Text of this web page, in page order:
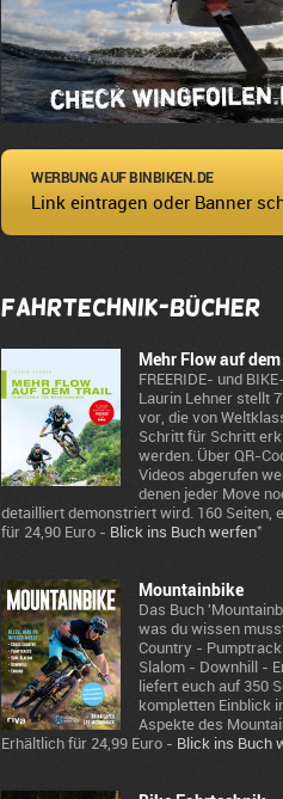
WERBUNG AUF BINBIKEN.DE
Link eintragen oder Banner
Fahrtechnik-Bücher
Mehr Flow auf
FREERIDE- und
Laurin Lehner stellt
vor, die von
Schritt für Schritt
werden. Über QR-
Videos abgerufen
denen jeder Move
detailliert demonstriert wird. 160 Seiten,
für 24,90 Euro - Blick ins Buch werfen*
Mountainbike
Das Buch
was du wissen
Country -
Slalom - Downhill -
liefert euch auf 350
kompletten Einblick
Aspekte des
Erhältlich für 24,99 Euro - Blick ins Buch